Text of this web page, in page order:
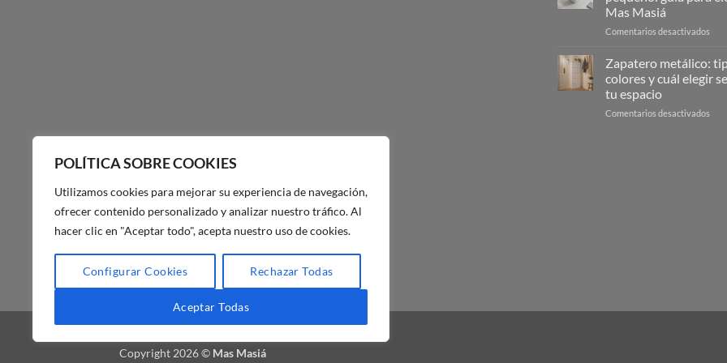
POLÍTICA SOBRE COOKIES
Utilizamos cookies para mejorar su experiencia de navegación,
ofrecer contenido personalizado y analizar nuestro tráfico. Al
hacer clic en "Aceptar todo", acepta nuestro uso de cookies.
Configurar Cookies Rechazar Todas
Aceptar Todas
de
6
Mas Masiá
Comentarios desactivados
de
Zapatero metálico:
colores y cuál elegir
tu espacio
Comentarios desactivados
BLOG FAQ NUESTRA TIENDA
Copyright 2026 © Mas Masiá